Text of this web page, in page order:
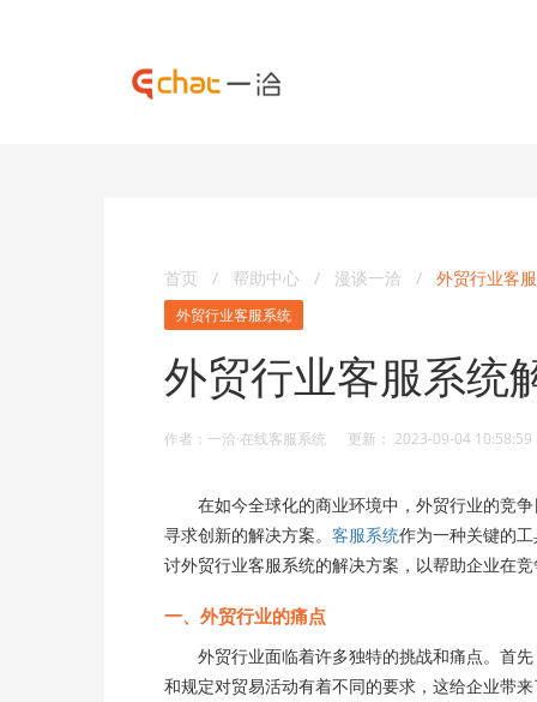
首页 / 帮助中心 / 漫谈一洽 / 外贸行业客
外贸行业客服系统
外贸行业客服系统
作者：一洽·在线客服系统 更新： 2023-09-04 10:58:59
在如今全球化的商业环境中，外贸行业的竞争
寻求创新的解决方案。 客服系统作为一种关键的
讨外贸行业客服系统的解决方案，以帮助企业在
一、外贸行业的痛点
外贸行业面临着许多独特的挑战和痛点。首先
和规定对贸易活动有着不同的要求，这给企业带